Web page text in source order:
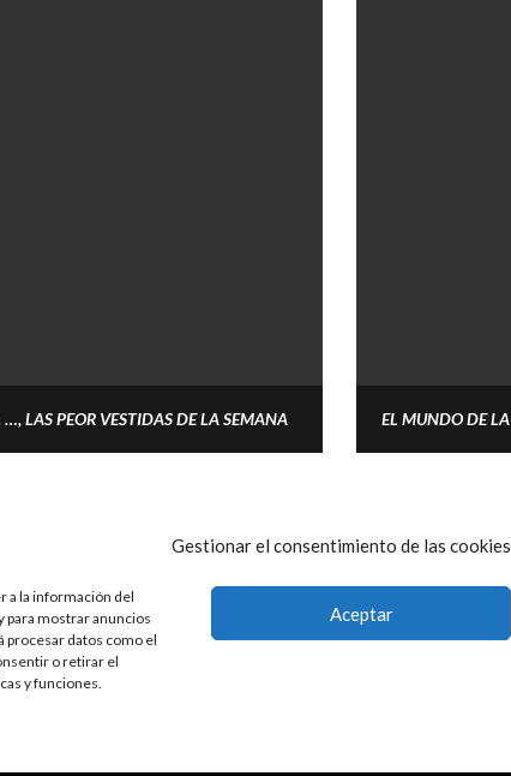
Gestionar el consentimiento de las cookies
a la información del
para mostrar anuncios
procesar datos como el
o retirar el
y funciones.
Aceptar
…, LAS PEOR VESTIDAS DE LA SEMANA
1 2 3 ... 8 →